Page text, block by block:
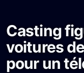
Casting
voitures
pour un